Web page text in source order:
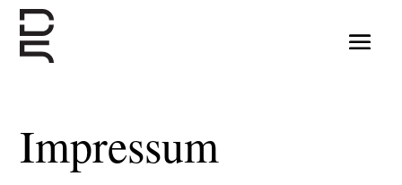
Impressum